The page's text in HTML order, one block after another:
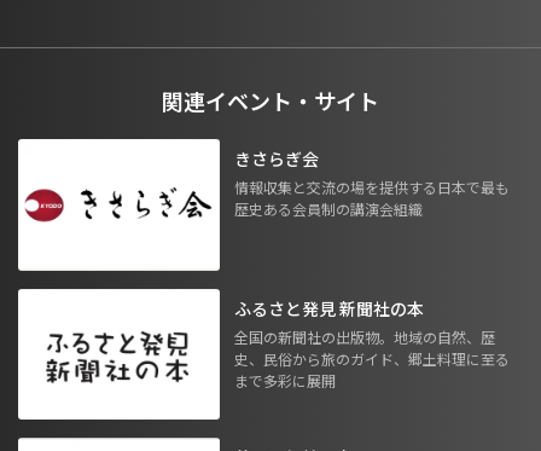
関連イベント・サイト
きさらぎ会
情報収集と交流の場を提供する日本で最も
歴史ある会員制の講演会組織
ふるさと発見 新聞社の本
全国の新聞社の出版物。地域の自然、歴
史、民俗から旅のガイド、郷土料理に至る
まで多彩に展開